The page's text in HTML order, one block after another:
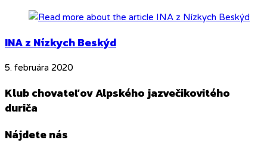
INA z Nízkych Beskýd
5. februára 2020
Klub chovateľov Alpského jazvečikovitého
duriča
Nájdete nás